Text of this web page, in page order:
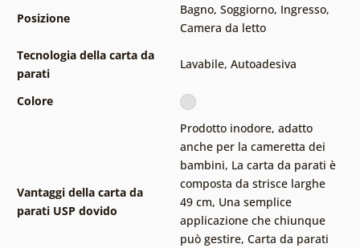
Posizione
Bagno, Soggiorno, Ingresso,
Camera da letto
Tecnologia della carta da
parati
Lavabile, Autoadesiva
Colore
Vantaggi della carta da
parati USP dovido
Prodotto inodore, adatto
anche per la cameretta dei
bambini, La carta da parati è
composta da strisce larghe
49 cm, Una semplice
applicazione che chiunque
può gestire, Carta da parati